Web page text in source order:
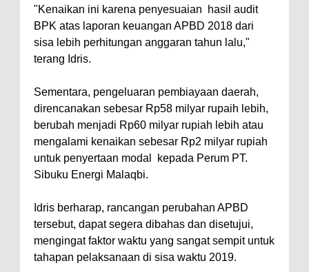
"Kenaikan ini karena penyesuaian hasil audit
BPK atas laporan keuangan APBD 2018 dari
sisa lebih perhitungan anggaran tahun lalu,"
terang Idris.
Sementara, pengeluaran pembiayaan daerah,
direncanakan sebesar Rp58 milyar rupaih lebih,
berubah menjadi Rp60 milyar rupiah lebih atau
mengalami kenaikan sebesar Rp2 milyar rupiah
untuk penyertaan modal kepada Perum PT.
Sibuku Energi Malaqbi.
Idris berharap, rancangan perubahan APBD
tersebut, dapat segera dibahas dan disetujui,
mengingat faktor waktu yang sangat sempit untuk
tahapan pelaksanaan di sisa waktu 2019.